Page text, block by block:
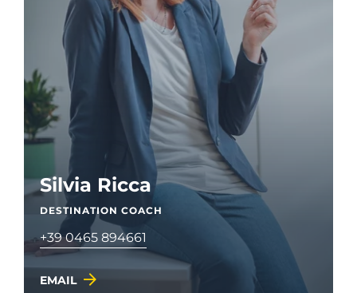
Silvia Ricca
DESTINATION COACH
+39 0465 894661
EMAIL